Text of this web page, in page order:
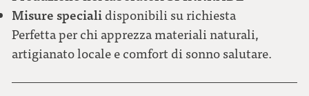
Misure speciali disponibili su richiesta
Perfetta per chi apprezza materiali naturali,
artigianato locale e comfort di sonno salutare.